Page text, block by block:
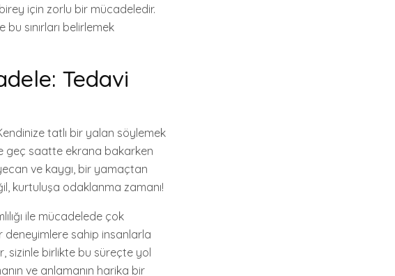
birey için zorlu bir mücadeledir.
sınırları belirlemek
Tedavi
Kendinize tatlı bir yalan söylemek
geç saatte ekrana bakarken
ve kaygı, bir yamaçtan
kurtuluşa odaklanma zamanı!
ile mücadelede çok
deneyimlere sahip insanlarla
sizinle birlikte bu süreçte yol
ve anlamanın harika bir